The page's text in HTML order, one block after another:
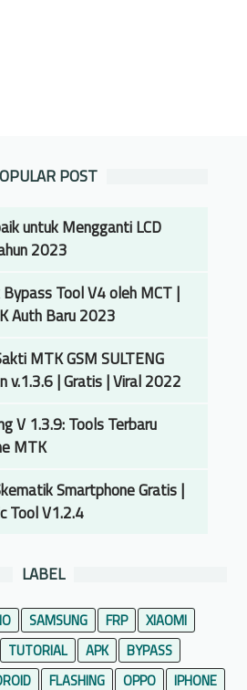
POST
untuk Mengganti LCD
2023
Tool V4 oleh MCT |
Auth Baru 2023
MTK GSM SULTENG
v.1.3.6 | Gratis | Viral 2022
V 1.3.9: Tools Terbaru
MTK
Smartphone Gratis |
Tool V1.2.4
LABEL
SAMSUNG FRP
XIAOMI
TUTORIAL APK
BYPASS
FLASHING OPPO
IPHONE